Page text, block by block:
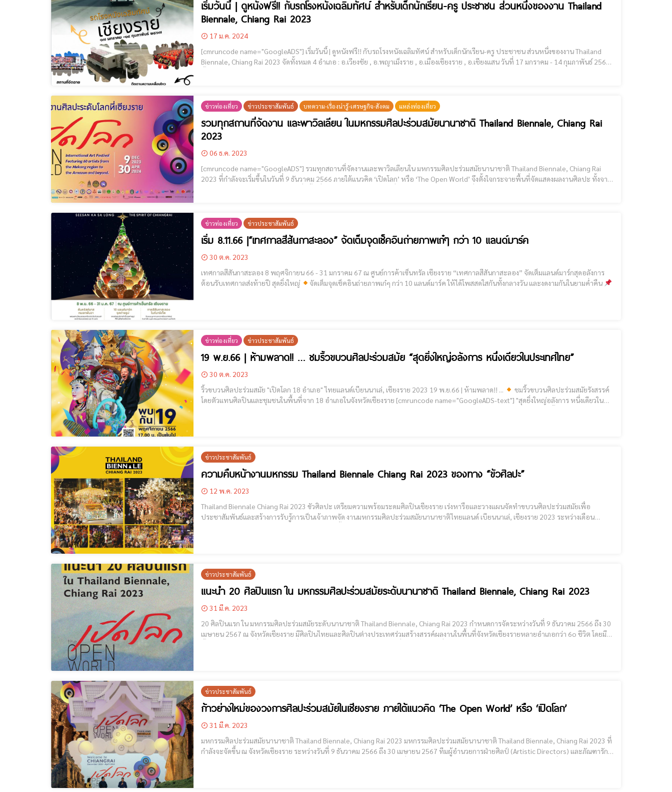
เริ่มวันนี้ | ดูหนังฟรี!! กับรถโรงหนังเฉลิมทัศน์ สำหรับเด็กนักเรียน-ครู ประชาชน ส่วนหนึ่งของงาน Thailand
Biennale, Chiang Rai 2023
17 ม.ค. 2024
[cmruncode name="GoogleADS"] เริ่มวันนี้ | ดูหนังฟรี!! กับรถโรงหนังเฉลิมทัศน์ สำหรับเด็กนักเรียน-ครู ประชาชน ส่วนหนึ่งของงาน Thailand
Biennale, Chiang Rai 2023 จัดทั้งหมด 4 อำเภอ : อ.เวียงชัย , อ.พญาเม็งราย , อ.เมืองเชียงราย , อ.เชียงแสน วันที่ 17 มกราคม - 14 กุมภาพันธ์ 2567
ข่าวท่องเที่ยว ข่าวประชาสัมพันธ์ บทความ-เรื่องน่ารู้-เศรษฐกิจ-สังคม แหล่งท่องเที่ยว
รวมทุกสถานที่จัดงาน และพาวิลเลียน ในมหกรรมศิลปะร่วมสมัยนานาชาติ Thailand Biennale, Chiang Rai
2023
06 ธ.ค. 2023
[cmruncode name="GoogleADS"] รวมทุกสถานที่จัดงานและพาวิลเลียนใน มหกรรมศิลปะร่วมสมัยนานาชาติ Thailand Biennale, Chiang Rai
2023 ที่กำลังจะเริ่มขึ้นในวันที่ 9 ธันวาคม 2566 ภายใต้แนวคิด ‘เปิดโลก’ หรือ ‘The Open World’ จึงตั้งใจกระจายพื้นที่จัดแสดงผลงานศิลปะ ทั้งจาก
ข่าวท่องเที่ยว ข่าวประชาสัมพันธ์
เริ่ม 8.11.66 |“เทศกาลสีสันกาสะลอง” จัดเต็มจุดเช็คอินถ่ายภาพเก๋ๆ กว่า 10 แลนด์มาร์ค
30 ต.ค. 2023
เทศกาลสีสันกาสะลอง 8 พฤศจิกายน 66 - 31 มกราคม 67 ณ ศูนย์การค้าเซ็นทรัล เชียงราย “เทศกาลสีสันกาสะลอง” จัดเต็มแลนด์มาร์กสุดอลังการ
ต้อนรับเทศกาลส่งท้ายปี สุดยิ่งใหญ่
จัดเต็มจุดเช็คอินถ่ายภาพเก๋ๆ กว่า 10 แลนด์มาร์ค ให้ได้โพสสดใสกันทั้งกลางวัน และงดงามกันในยามค่ำคืน
ข่าวท่องเที่ยว ข่าวประชาสัมพันธ์
19 พ.ย.66 | ห้ามพลาด!! … ชมริ้วขบวนศิลปะร่วมสมัย “สุดยิ่งใหญ่อลังการ หนึ่งเดียวในประเทศไทย”
30 ต.ค. 2023
ริ้วขบวนศิลปะร่วมสมัย "เปิดโลก 18 อำเภอ" ไทยแลนด์เบียนนาเล่, เชียงราย 2023 19 พ.ย.66 | ห้ามพลาด!! ...
ชมริ้วขบวนศิลปะร่วมสมัยรังสรรค์
โดยตัวแทนศิลปินและชุมชนในพื้นที่จาก 18 อำเภอในจังหวัดเชียงราย [cmruncode name="GoogleADS-text"] "สุดยิ่งใหญ่อลังการ หนึ่งเดียวใน
ข่าวประชาสัมพันธ์
ความคืบหน้างานมหกรรม Thailand Biennale Chiang Rai 2023 ของทาง “ขัวศิลปะ”
12 พ.ค. 2023
Thailand Biennale Chiang Rai 2023 ขัวศิลปะ เตรียมความพร้อมระดมศิลปินเชียงราย เร่งหารือและวางแผนจัดทำขบวนศิลปะร่วมสมัยเพื่อ
ประชาสัมพันธ์และสร้างการรับรู้การเป็นเจ้าภาพจัด งานมหกรรมศิลปะร่วมสมัยนานาชาติไทยแลนด์ เบียนนาเล่, เชียงราย 2023 ระหว่างเดือน
ข่าวประชาสัมพันธ์
แนะนำ 20 ศิลปินแรก ใน มหกรรมศิลปะร่วมสมัยระดับนานาชาติ Thailand Biennale, Chiang Rai 2023
31 มี.ค. 2023
20 ศิลปินแรก ใน มหกรรมศิลปะร่วมสมัยระดับนานาชาติ Thailand Biennale, Chiang Rai 2023 กำหนดการจัดระหว่างวันที่ 9 ธันวาคม 2566 ถึง 30
เมษายน 2567 ณ จังหวัดเชียงราย มีศิลปินไทยและศิลปินต่างประเทศร่วมสร้างสรรค์ผลงานในพื้นที่จังหวัดเชียงรายหลายอำเภอกว่า 6o ชีวิต โดยมี
ข่าวประชาสัมพันธ์
ก้าวย่างใหม่ของวงการศิลปะร่วมสมัยในเชียงราย ภายใต้แนวคิด ‘The Open World’ หรือ ‘เปิดโลก’
31 มี.ค. 2023
มหกรรมศิลปะร่วมสมัยนานาชาติ Thailand Biennale, Chiang Rai 2023 มหกรรมศิลปะร่วมสมัยนานาชาติ Thailand Biennale, Chiang Rai 2023 ที่
กำลังจะจัดขึ้น ณ จังหวัดเชียงราย ระหว่างวันที่ 9 ธันวาคม 2566 ถึง 30 เมษายน 2567 ทีมผู้อำนวยการฝ่ายศิลป์ (Artistic Directors) และภัณฑารักษ์